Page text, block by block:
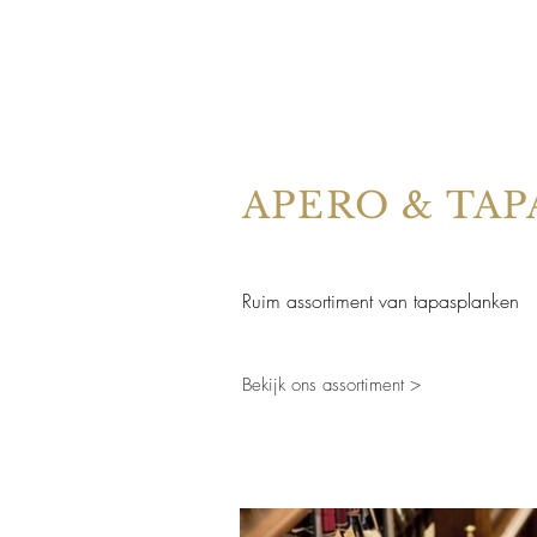
APERO &
Ruim assortiment van tapasplanken
Bekijk ons assortiment >